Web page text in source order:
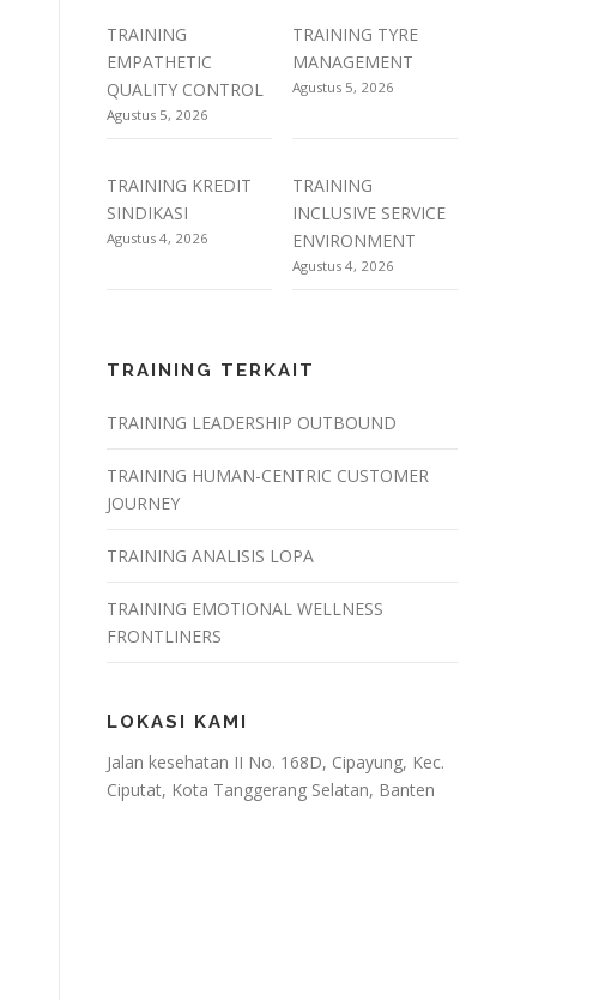
TRAINING
EMPATHETIC
QUALITY CONTROL
Agustus 5, 2026
TRAINING TYRE
MANAGEMENT
Agustus 5, 2026
TRAINING KREDIT
SINDIKASI
Agustus 4, 2026
TRAINING
INCLUSIVE SERVICE
ENVIRONMENT
Agustus 4, 2026
TRAINING TERKAIT
TRAINING LEADERSHIP OUTBOUND
TRAINING HUMAN-CENTRIC CUSTOMER
JOURNEY
TRAINING ANALISIS LOPA
TRAINING EMOTIONAL WELLNESS
FRONTLINERS
LOKASI KAMI
Jalan kesehatan II No. 168D, Cipayung, Kec.
Ciputat, Kota Tanggerang Selatan, Banten